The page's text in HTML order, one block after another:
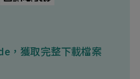
，獲取完整下載檔案